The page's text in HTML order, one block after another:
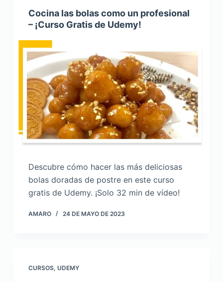
Cocina las bolas como un profesional
– ¡Curso Gratis de Udemy!
Descubre cómo hacer las más deliciosas
bolas doradas de postre en este curso
gratis de Udemy. ¡Solo 32 min de vídeo!
AMARO 24 DE MAYO DE 2023
CURSOS, UDEMY